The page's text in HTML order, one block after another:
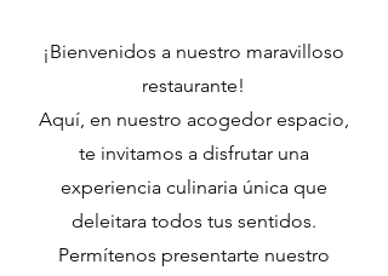
¡Bienvenidos a nuestro maravilloso
restaurante!
Aquí, en nuestro acogedor espacio,
te invitamos a disfrutar una
experiencia culinaria única que
deleitara todos tus sentidos.
Permítenos presentarte nuestro